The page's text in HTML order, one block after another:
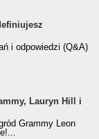
i odpowiedzi (Q&A)
Lauryn Hill i
Grammy Leon